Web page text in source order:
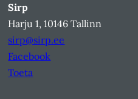
Sirp
Harju 1, 10146 Tallinn
sirp@sirp.ee
Facebook
Toeta